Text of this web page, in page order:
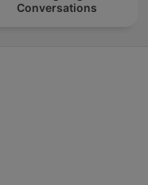
Conversations